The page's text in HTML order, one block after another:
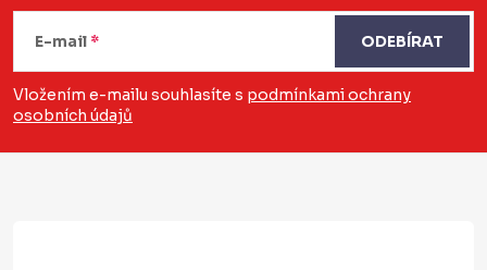
á
a
E-mail
Vložením e-mailu souhlasíte s podmínkami ochrany
osobních údajů
ODEBÍRAT